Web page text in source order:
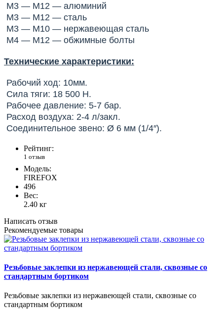
M3 — M12 — алюминий
M3 — M12 — сталь
M3 — M10 — нержавеющая сталь
M4 — M12 — обжимные болты
​Технические характеристики:
Рабочий ход: 10мм.
Сила тяги: 18 500 Н.
Рабочее давление: 5-7 бар.
Расход воздуха: 2-4 л/закл.
Соединительное звено: Ø 6 мм (1/4″).
Рейтинг:
1 отзыв
Модель:
FIREFOX
496
Вес:
2.40 кг
Написать отзыв
Рекомендуемые товары
Резьбовые заклепки из нержавеющей стали, сквозные со
стандартным бортиком
Резьбовые заклепки из нержавеющей стали, сквозные со
стандартным бортиком